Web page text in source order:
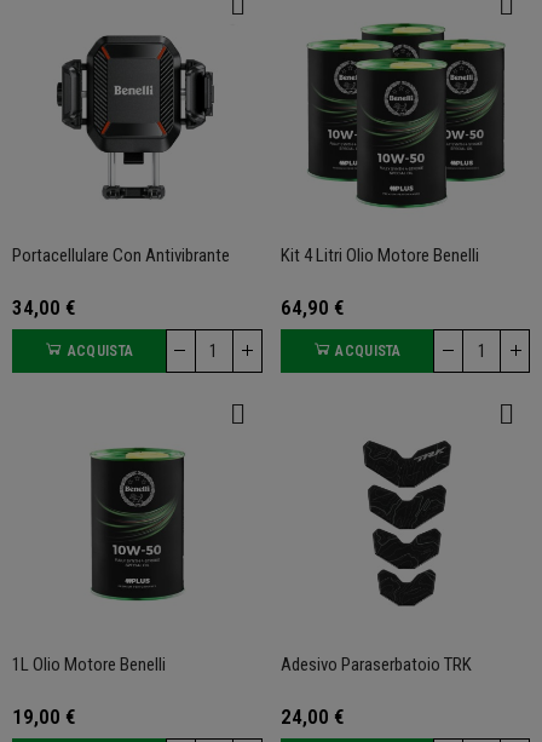
Portacellulare Con Antivibrante
34,00 €
ACQUISTA
Kit 4 Litri Olio Motore Benelli
64,90 €
ACQUISTA
1L Olio Motore Benelli
19,00 €
Adesivo Paraserbatoio TRK
24,00 €